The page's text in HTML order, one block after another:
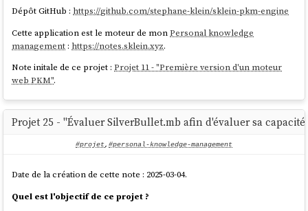
Documentation de référence du paramètrefuzziness:Fuzzy query
Malheureusement, ici aussi, je ne peux pas utiliser
The fuzziness parameter cannot be used with the phrase or
phrase_prefix type.
Dépôt GitHub : https://github.com/stephane-klein/sklein-pkm-engine
Cette application est le moteur de monPersonal knowledge
management : https://notes.sklein.xyz.
Note initale de ce projet :Projet 11 - "Première version d'un moteur
web PKM".
Projet 25 - "Évaluer SilverBullet.mb afin d'évaluer sa
#projet, #personal-knowledge-management
Date de la création de cette note : 2025-03-04.
Quel est l'objectif de ce projet ?